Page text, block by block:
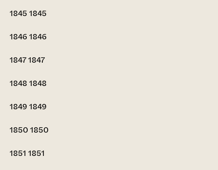
1845 1845
1846 1846
18471847
1848 1848
1849 1849
1850 1850
1851 1851